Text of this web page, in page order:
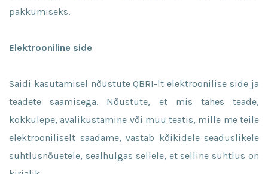
pakkumiseks.
Elektrooniline side
Saidi kasutamisel nõustute QBRI-lt elektroonilise side ja
teadete saamisega. Nõustute, et mis tahes teade,
kokkulepe, avalikustamine või muu teatis, mille me teile
elektrooniliselt saadame, vastab kõikidele seaduslikele
suhtlusnõuetele, sealhulgas sellele, et selline suhtlus on